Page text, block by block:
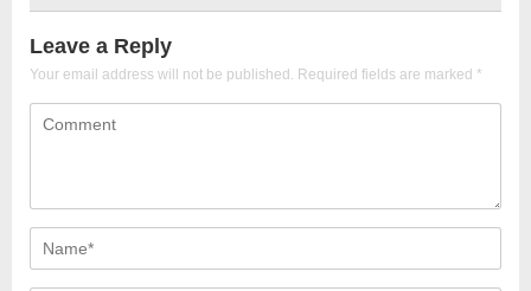
Leave a Reply
Your email address will not be published. Required fields are marked *